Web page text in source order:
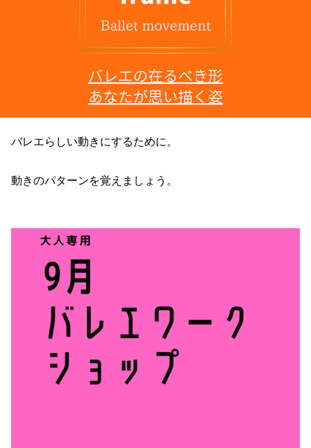
バレエらしい動きにするために。
動きのパターンを覚えましょう。